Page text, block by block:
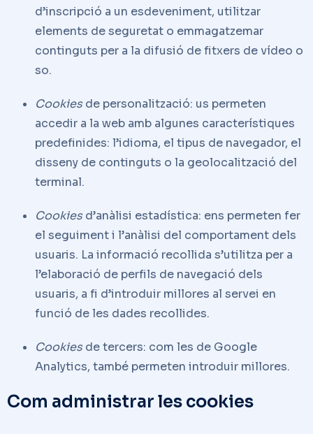
d’inscripció a un esdeveniment, utilitzar
elements de seguretat o emmagatzemar
continguts per a la difusió de fitxers de vídeo o
so.
Cookies de personalització: us permeten
accedir a la web amb algunes característiques
predefinides: l’idioma, el tipus de navegador, el
disseny de continguts o la geolocalització del
terminal.
Cookies d’anàlisi estadística: ens permeten fer
el seguiment i l’anàlisi del comportament dels
usuaris. La informació recollida s’utilitza per a
l’elaboració de perfils de navegació dels
usuaris, a fi d’introduir millores al servei en
funció de les dades recollides.
Cookies de tercers: com les de Google
Analytics, també permeten introduir millores.
Com administrar les cookies